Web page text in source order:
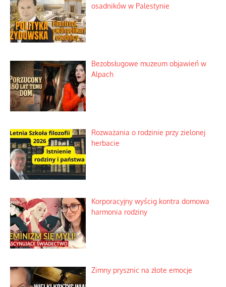
osadników w Palestynie
Bezobsługowe muzeum objawień w
Alpach
Rozważania o rodzinie przy zielonej
herbacie
Korporacyjny wyścig kontra domowa
harmonia rodziny
Zimny prysznic na złote emocje